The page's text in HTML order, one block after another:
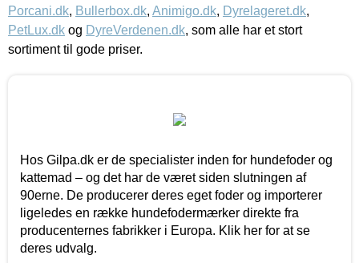
Porcani.dk, Bullerbox.dk, Animigo.dk, Dyrelageret.dk,
PetLux.dk og DyreVerdenen.dk, som alle har et stort
sortiment til gode priser.
Hos Gilpa.dk er de specialister inden for hundefoder og
kattemad – og det har de været siden slutningen af
90erne. De producerer deres eget foder og importerer
ligeledes en række hundefodermærker direkte fra
producenternes fabrikker i Europa. Klik her for at se
deres udvalg.